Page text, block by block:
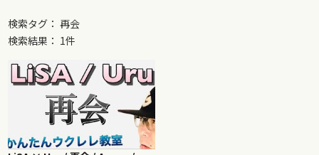
検索タグ： 再会
検索結果： 1件